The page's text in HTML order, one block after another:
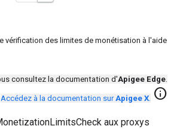
vérification des limites de monétisation à l'aide
consultez la documentation d'Apigee Edge.
Accédez à la documentation surApigee X. info
aux proxys